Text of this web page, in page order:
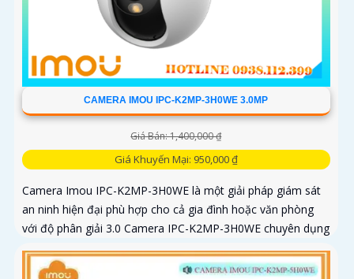
CAMERA IMOU IPC-K2MP-3H0WE 3.0MP
Giá Bán: 1,400,000 ₫
Giá Khuyến Mại: 950,000 ₫
Camera Imou IPC-K2MP-3H0WE là một giải pháp giám sát
an ninh hiện đại phù hợp cho cả gia đình hoặc văn phòng
với độ phân giải 3.0 Camera IPC-K2MP-3H0WE chuyên dụng
với thuật toán AI deep learning phân biệt người & phương
tiện